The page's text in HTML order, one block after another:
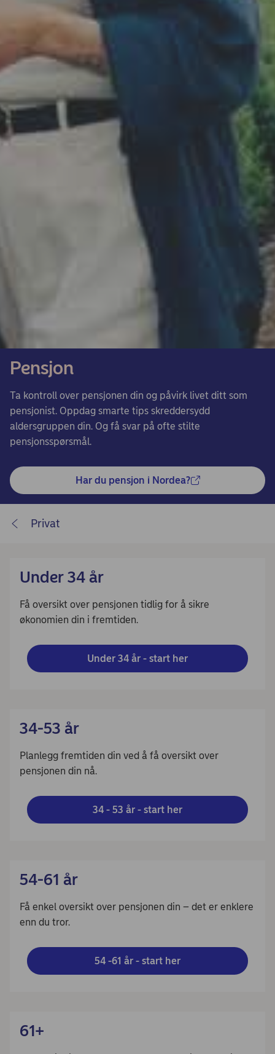
Pensjon
Ta kontroll over pensjonen din og påvirk livet ditt som
pensjonist. Oppdag smarte tips skreddersydd
aldersgruppen din. Og få svar på ofte stilte
pensjonsspørsmål.
Har du pensjon i Nordea?
Privat
Under 34 år
Få oversikt over pensjonen tidlig for å sikre
økonomien din i fremtiden.
Under 34 år - start her
34-53 år
Planlegg fremtiden din ved å få oversikt over
pensjonen din nå.
34 - 53 år - start her
54-61 år
Få enkel oversikt over pensjonen din – det er enklere
enn du tror.
54 -61 år - start her
61+